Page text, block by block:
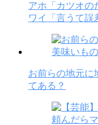
アホ「カツオの
ワイ「言うて
お前らの地元に
てある？